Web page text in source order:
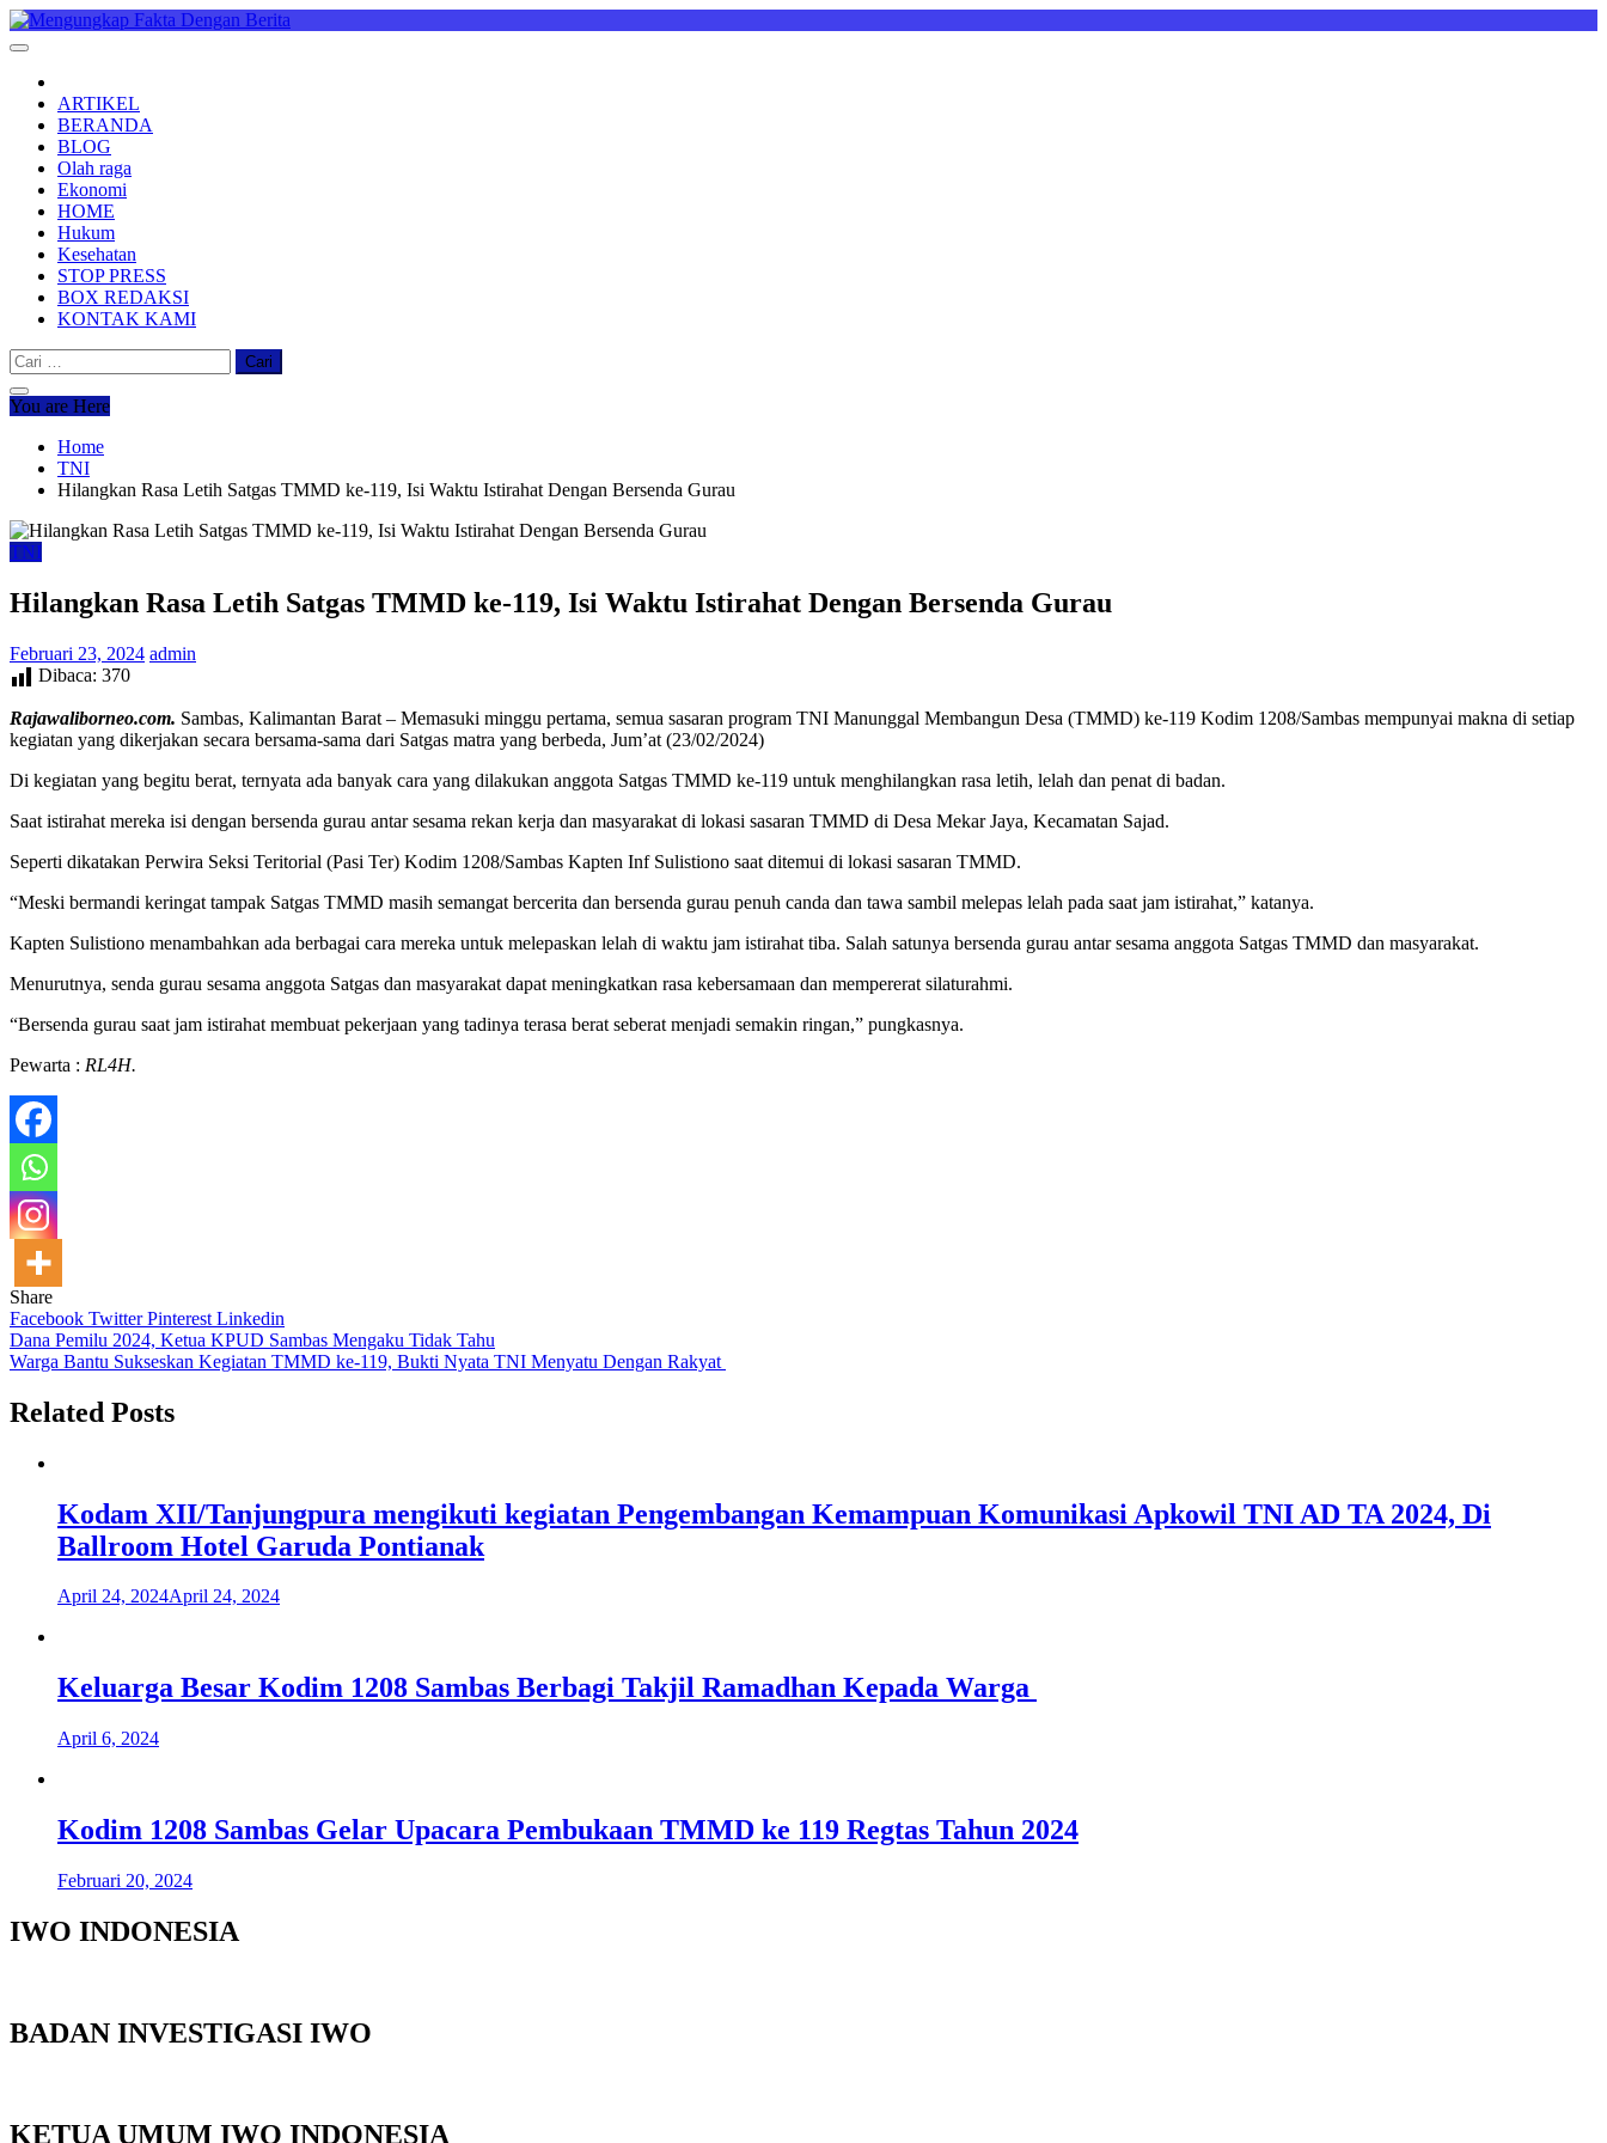
Skip
to
ARTIKEL
BERANDA
BLOG
Olah raga
Ekonomi
HOME
Hukum
Kesehatan
STOP PRESS
BOX REDAKSI
KONTAK KAMI
Cari
untuk:
You are Here
Home
TNI
Hilangkan Rasa Letih Satgas TMMD ke-119, Isi Waktu Istirahat Dengan Bersenda Gurau
TNI
Hilangkan Rasa Letih Satgas TMMD ke-119, Isi Waktu Istirahat Dengan Bersenda Gurau
Februari 23, 2024 admin
Dibaca: 370
Rajawaliborneo.com. Sambas, Kalimantan Barat – Memasuki minggu pertama, semua sasaran program TNI Manunggal Membangun Desa (TMMD) ke-119 Kodim 1208/Sambas mempunyai makna di setiap
kegiatan yang dikerjakan secara bersama-sama dari Satgas matra yang berbeda, Jum’at (23/02/2024)
Di kegiatan yang begitu berat, ternyata ada banyak cara yang dilakukan anggota Satgas TMMD ke-119 untuk menghilangkan rasa letih, lelah dan penat di badan.
Saat istirahat mereka isi dengan bersenda gurau antar sesama rekan kerja dan masyarakat di lokasi sasaran TMMD di Desa Mekar Jaya, Kecamatan Sajad.
Seperti dikatakan Perwira Seksi Teritorial (Pasi Ter) Kodim 1208/Sambas Kapten Inf Sulistiono saat ditemui di lokasi sasaran TMMD.
“Meski bermandi keringat tampak Satgas TMMD masih semangat bercerita dan bersenda gurau penuh canda dan tawa sambil melepas lelah pada saat jam istirahat,” katanya.
Kapten Sulistiono menambahkan ada berbagai cara mereka untuk melepaskan lelah di waktu jam istirahat tiba. Salah satunya bersenda gurau antar sesama anggota Satgas TMMD dan masyarakat.
Menurutnya, senda gurau sesama anggota Satgas dan masyarakat dapat meningkatkan rasa kebersamaan dan mempererat silaturahmi.
“Bersenda gurau saat jam istirahat membuat pekerjaan yang tadinya terasa berat seberat menjadi semakin ringan,” pungkasnya.
Pewarta : RL4H.
Share
Facebook TwitterPinterest Linkedin
Navigasi
pos
Dana Pemilu 2024, Ketua KPUD Sambas Mengaku Tidak Tahu
Warga Bantu Sukseskan Kegiatan TMMD ke-119, Bukti Nyata TNI Menyatu Dengan Rakyat
Related Posts
Kodam XII/Tanjungpura mengikuti kegiatan Pengembangan Kemampuan Komunikasi Apkowil TNI AD TA 2024, Di
Ballroom Hotel Garuda Pontianak
April 24, 2024April 24, 2024
Keluarga Besar Kodim 1208 Sambas Berbagi Takjil Ramadhan Kepada Warga
April 6, 2024
Kodim 1208 Sambas Gelar Upacara Pembukaan TMMD ke 119 Regtas Tahun 2024
Februari 20, 2024
IWO INDONESIA
BADAN INVESTIGASI IWO
KETUA UMUM IWO INDONESIA